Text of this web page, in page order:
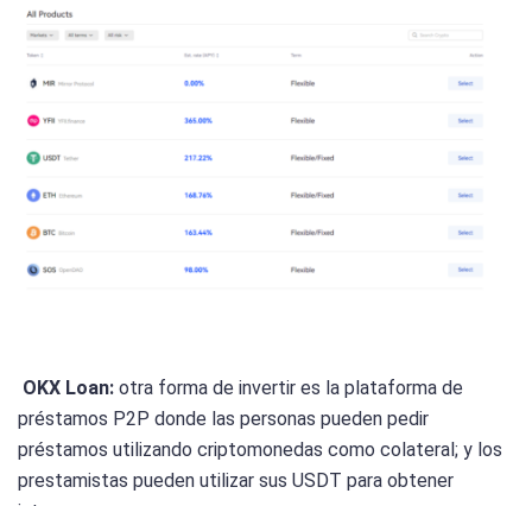
OKX Loan: otra forma de invertir es la plataforma de
préstamos P2P donde las personas pueden pedir
préstamos utilizando criptomonedas como colateral; y los
prestamistas pueden utilizar sus USDT para obtener